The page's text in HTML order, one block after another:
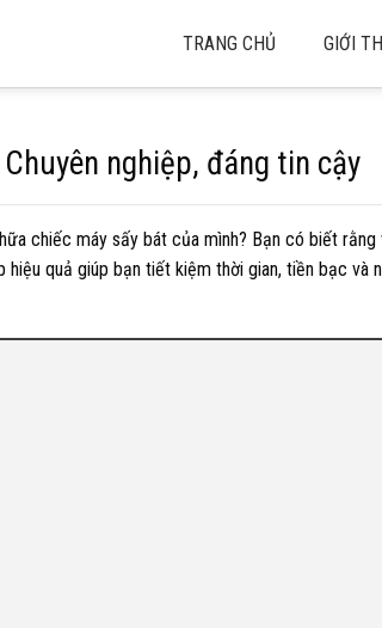
TRANG CHỦ GIỚI
nghiệp, đáng tin cậy
chiếc máy sấy bát của mình? Bạn có biết
quả giúp bạn tiết kiệm thời gian, tiền bạc và